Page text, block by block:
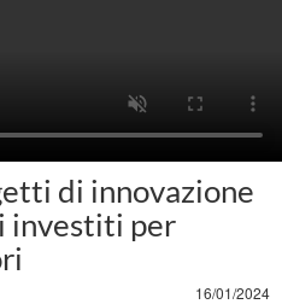
di innovazione
investiti per
16/01/2024